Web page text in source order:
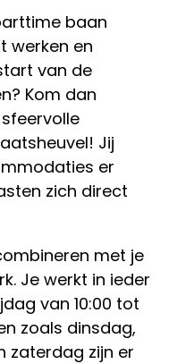
baan
werken en
van de
Kom dan
Jij
er
zich direct
met je
Je werkt in ieder
van 10:00 tot
zoals dinsdag,
zaterdag zijn er